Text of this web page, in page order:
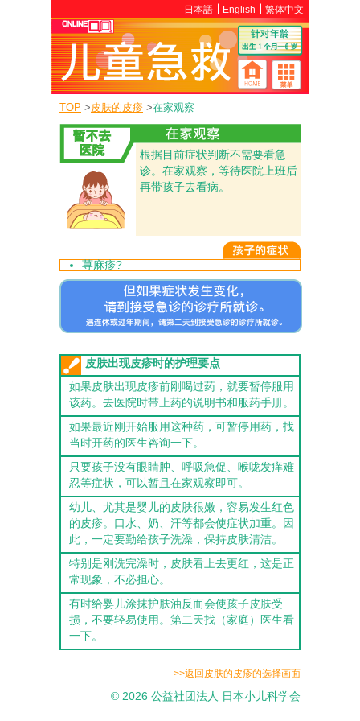
日本語 English 繁体中文
TOP >皮肤的皮疹 >在家观察
根据目前症状判断不需要看急
诊。在家观察，等待医院上班后
再带孩子去看病。
荨麻疹?
皮肤出现皮疹时的护理要点
如果皮肤出现皮疹前刚喝过药，就要暂停服用
该药。去医院时带上药的说明书和服药手册。
如果最近刚开始服用这种药，可暂停用药，找
当时开药的医生咨询一下。
只要孩子没有眼睛肿、呼吸急促、喉咙发痒难
忍等症状，可以暂且在家观察即可。
幼儿、尤其是婴儿的皮肤很嫩，容易发生红色
的皮疹。口水、奶、汗等都会使症状加重。因
此，一定要勤给孩子洗澡，保持皮肤清洁。
特别是刚洗完澡时，皮肤看上去更红，这是正
常现象，不必担心。
有时给婴儿涂抹护肤油反而会使孩子皮肤受
损，不要轻易使用。第二天找（家庭）医生看
一下。
>>返回皮肤的皮疹的选择画面
© 2026 公益社团法人 日本小儿科学会